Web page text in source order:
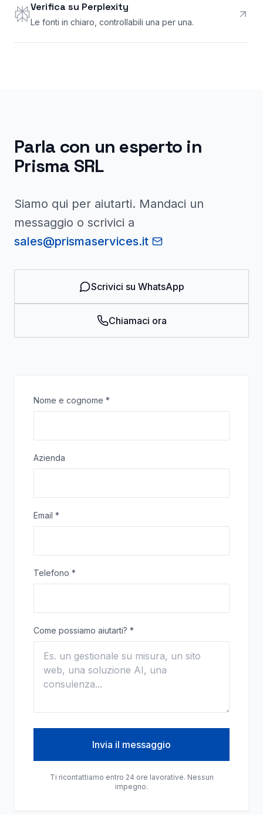
Verifica su Perplexity
Le fonti in chiaro, controllabili una per una.
Parla con un esperto in
Prisma SRL
Siamo qui per aiutarti. Mandaci un
messaggio o scrivici a
sales@prismaservices.it
Scrivici su WhatsApp
Chiamaci ora
Nome e cognome *
Azienda
Email *
Telefono *
Come possiamo aiutarti? *
Invia il messaggio
Ti ricontattiamo entro 24 ore lavorative. Nessun
impegno.